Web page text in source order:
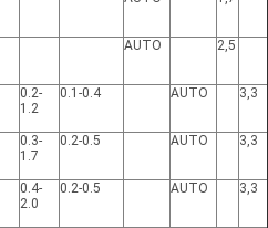
AUTO 2,5
0.2-
1.2
0.1-0.4 AUTO 3,3
0.3-
1.7
0.2-0.5 AUTO 3,3
0.4-
2.0
0.2-0.5 AUTO 3,3